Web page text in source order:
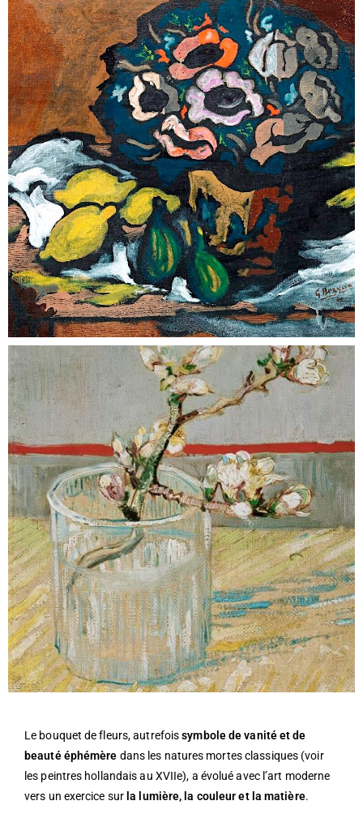
Le bouquet de fleurs, autrefoissymbole de vanité et de
beauté éphémère dans les natures mortes classiques (voir
les peintres hollandais au XVIIe), a évolué avec l’art moderne
vers un exercice sur la lumière, la couleur et la matière.